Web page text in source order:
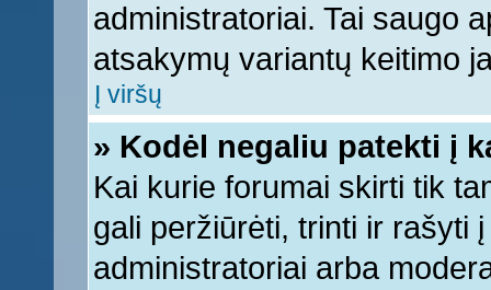
administratoriai. Tai saugo
atsakymų variantų keitimo
Į viršų
» Kodėl negaliu patekti į
Kai kurie forumai skirti tik
gali peržiūrėti, trinti ir rašyti
administratoriai arba